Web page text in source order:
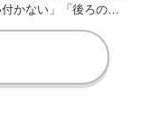
付かない」「後ろの…